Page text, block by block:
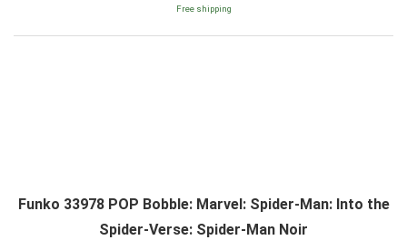
Free shipping
Funko 33978 POP Bobble: Marvel: Spider-Man: Into the
Spider-Verse: Spider-Man Noir